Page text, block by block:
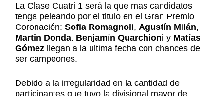
La Clase Cuatri 1 será la que mas candidatos
tenga peleando por el titulo en el Gran Premio
Coronación:Sofia Romagnoli, Agustín Milán,
Martin Donda, Benjamín Quarchioni y Matías
Gómez llegan a la ultima fecha con chances de
ser campeones.
Debido a la irregularidad en la cantidad de
participantes que tuvo la divisional mayor de